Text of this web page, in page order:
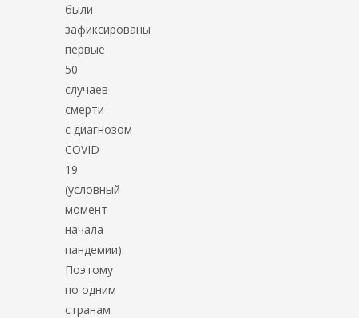
были
зафиксированы
первые
50
случаев
смерти
с диагнозом
COVID-
19
(условный
момент
начала
пандемии).
Поэтому
по одним
странам